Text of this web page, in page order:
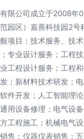
限公司成立于2008年
园区）嘉善科技园2
项目：技术服务、技
专业设计服务；工程技
工程设计服务；工程
；新材料技术研发；
件开发；人工智能理
用设备修理；电气设
工程施工；机械电气
售；仪器仪表销售；